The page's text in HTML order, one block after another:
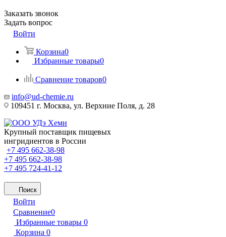
Заказать звонок
Задать вопрос
Войти
Корзина0
Избранные товары0
Сравнение товаров0
info@ud-chemie.ru
109451 г. Москва, ул. Верхние Поля, д. 28
Крупный поставщик пищевых
ингридиентов в России
+7 495 662-38-98
+7 495 662-38-98
+7 495 724-41-12
Поиск
Войти
Сравнение0
Избранные товары 0
Корзина 0